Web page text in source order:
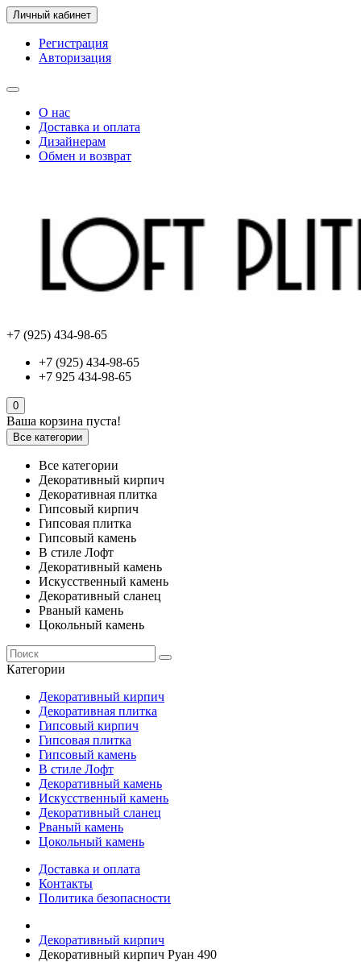
Личный кабинет
Регистрация
Авторизация
О нас
Доставка и оплата
Дизайнерам
Обмен и возврат
+7 (925) 434-98-65
+7 (925) 434-98-65
+7 925 434-98-65
0
Ваша корзина пуста!
Все категории
Все категории
Декоративный кирпич
Декоративная плитка
Гипсовый кирпич
Гипсовая плитка
Гипсовый камень
В стиле Лофт
Декоративный камень
Искусственный камень
Декоративный сланец
Рваный камень
Цокольный камень
Категории
Декоративный кирпич
Декоративная плитка
Гипсовый кирпич
Гипсовая плитка
Гипсовый камень
В стиле Лофт
Декоративный камень
Искусственный камень
Декоративный сланец
Рваный камень
Цокольный камень
Доставка и оплата
Контакты
Политика безопасности
Декоративный кирпич
Декоративный кирпич Руан 490